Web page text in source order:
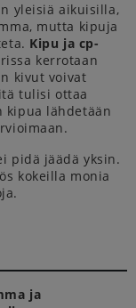
yleisiä aikuisilla,
mutta kipuja
Kipu ja cp-
kerrotaan
kivut voivat
tulisi ottaa
kipua lähdetään
pidä jäädä yksin.
kokeilla monia
ja